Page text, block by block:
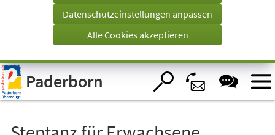
Visuelle
Assistenzsoftware
öffnen.
Tab)
Datenschutzeinstellungen anpassen
Alle Cookies akzeptieren
Paderborn